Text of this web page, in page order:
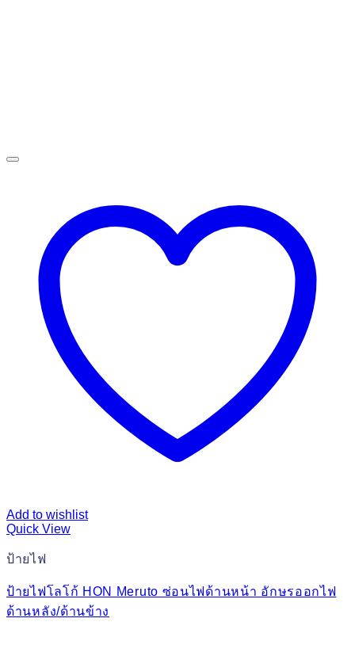
Add to wishlist
Quick View
ป้ายไฟ
ป้ายไฟโลโก้ HON Meruto ซ่อนไฟด้านหน้า อักษรออกไฟ
ด้านหลัง/ด้านข้าง